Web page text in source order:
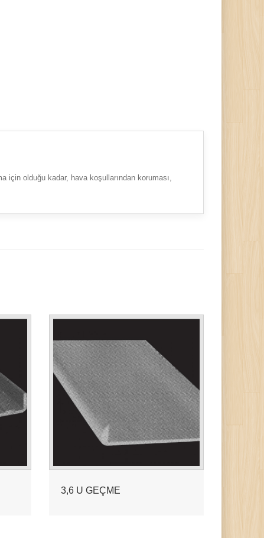
için olduğu kadar, hava koşullarından koruması,
3,6 U GEÇME